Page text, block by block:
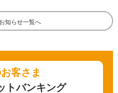
知らせ一覧へ
客さま
トバンキング